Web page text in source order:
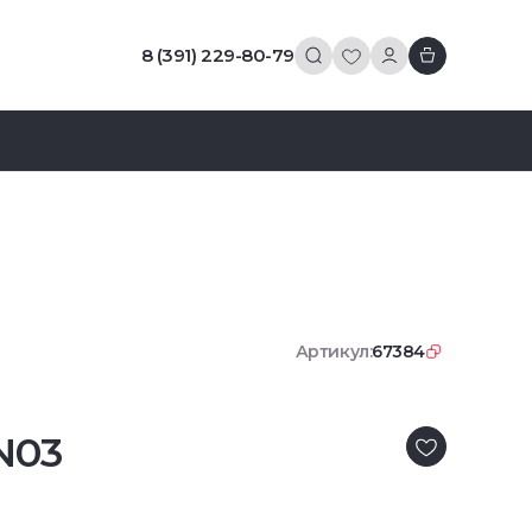
8 (391) 229-80-79
Артикул:67384